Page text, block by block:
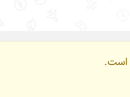
است.